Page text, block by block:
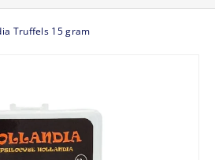
Truffels 15 gram